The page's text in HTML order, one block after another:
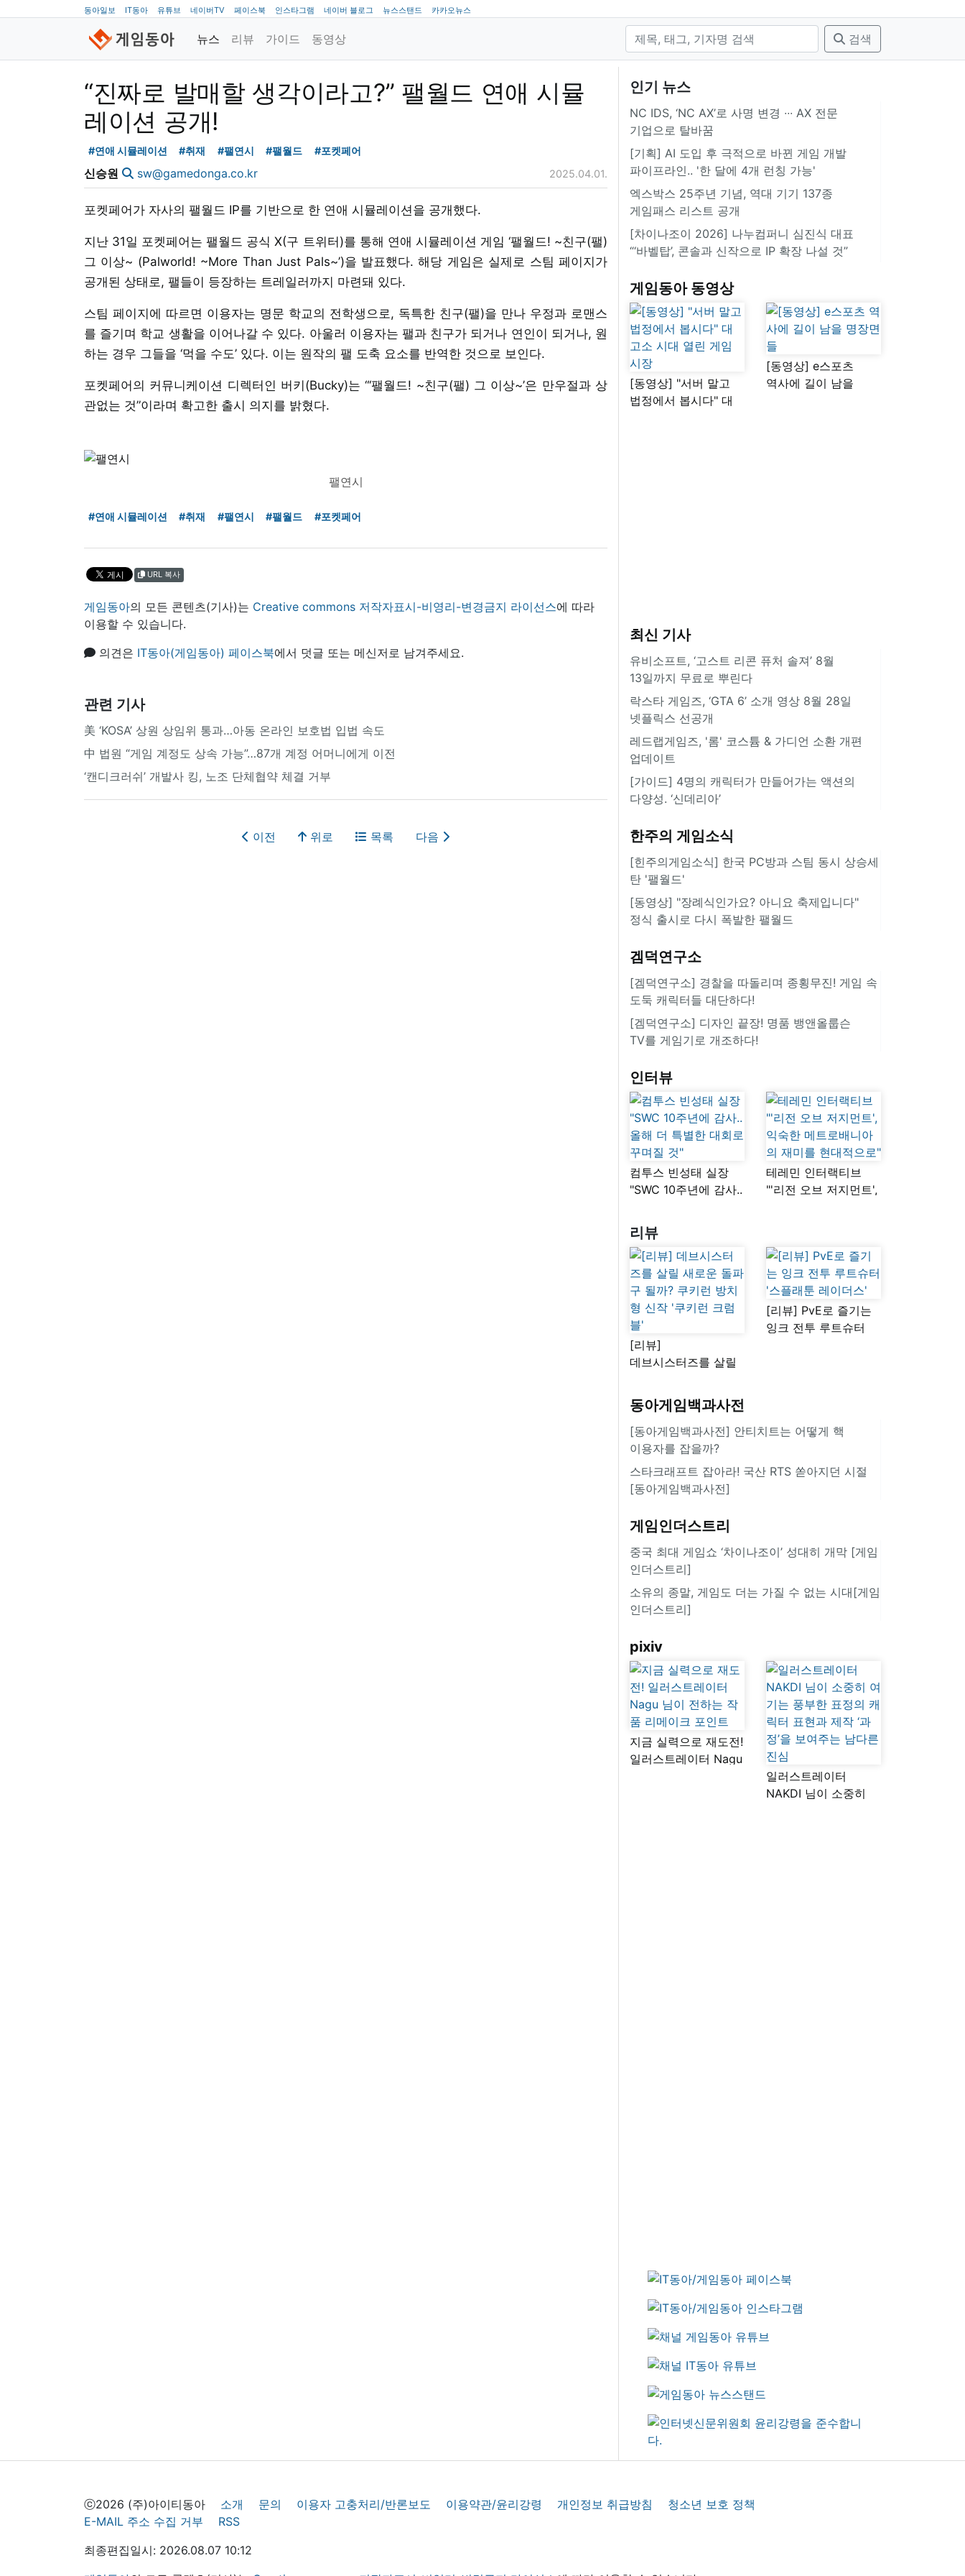
동아일보 IT동아 유튜브 네이버TV 페이스북 인스타그램 네이버 블로그 뉴스스탠드 카카오뉴스
뉴스 리뷰 가이드 동영상 검색
“진짜로 발매할 생각이라고?” 팰월드 연애 시뮬
레이션 공개!
#연애 시뮬레이션 #취재 #팰연시 #팰월드 #포켓페어
신승원 sw@gamedonga.co.kr 2025.04.01.
포켓페어가 자사의 팰월드 IP를 기반으로 한 연애 시뮬레이션을 공개했다.
지난 31일 포켓페어는 팰월드 공식 X(구 트위터)를 통해 연애 시뮬레이션 게임 ‘팰월드! ~친구(팰)
그 이상~ (Palworld! ~More Than Just Pals~’)을 발표했다. 해당 게임은 실제로 스팀 페이지가
공개된 상태로, 팰들이 등장하는 트레일러까지 마련돼 있다.
스팀 페이지에 따르면 이용자는 명문 학교의 전학생으로, 독특한 친구(팰)을 만나 우정과 로맨스
를 즐기며 학교 생활을 이어나갈 수 있다. 아울러 이용자는 팰과 친구가 되거나 연인이 되거나, 원
하는 경우 그들을 ‘먹을 수도’ 있다. 이는 원작의 팰 도축 요소를 반역한 것으로 보인다.
포켓페어의 커뮤니케이션 디렉터인 버키(Bucky)는 “‘팰월드! ~친구(팰) 그 이상~’은 만우절과 상
관없는 것”이라며 확고한 출시 의지를 밝혔다.
팰연시
#연애 시뮬레이션 #취재 #팰연시 #팰월드 #포켓페어
URL 복사
게임동아의 모든 콘텐츠(기사)는 Creative commons 저작자표시-비영리-변경금지 라이선스에 따라
이용할 수 있습니다.
의견은 IT동아(게임동아) 페이스북에서 덧글 또는 메신저로 남겨주세요.
관련 기사
美 ‘KOSA’ 상원 상임위 통과…아동 온라인 보호법 입법 속도
中 법원 “게임 계정도 상속 가능”…87개 계정 어머니에게 이전
‘캔디크러쉬’ 개발사 킹, 노조 단체협약 체결 거부
이전 위로 목록 다음
인기 뉴스
NC IDS, ‘NC AX’로 사명 변경 ∙∙∙ AX 전문
기업으로 탈바꿈
[기획] AI 도입 후 극적으로 바뀐 게임 개발
파이프라인.. '한 달에 4개 런칭 가능'
엑스박스 25주년 기념, 역대 기기 137종
게임패스 리스트 공개
[차이나조이 2026] 나누컴퍼니 심진식 대표
“‘바벨탑’, 콘솔과 신작으로 IP 확장 나설 것”
게임동아 동영상
[동영상] "서버 말고
법정에서 봅시다" 대
[동영상] e스포츠
역사에 길이 남을
최신 기사
유비소프트, ‘고스트 리콘 퓨처 솔져’ 8월
13일까지 무료로 뿌린다
락스타 게임즈, ‘GTA 6’ 소개 영상 8월 28일
넷플릭스 선공개
레드랩게임즈, '롬' 코스튬 & 가디언 소환 개편
업데이트
[가이드] 4명의 캐릭터가 만들어가는 액션의
다양성. ‘신데리아’
한주의 게임소식
[힌주의게임소식] 한국 PC방과 스팀 동시 상승세
탄 '팰월드'
[동영상] "장례식인가요? 아니요 축제입니다"
정식 출시로 다시 폭발한 팰월드
겜덕연구소
[겜덕연구소] 경찰을 따돌리며 종횡무진! 게임 속
도둑 캐릭터들 대단하다!
[겜덕연구소] 디자인 끝장! 명품 뱅앤올룹슨
TV를 게임기로 개조하다!
인터뷰
컴투스 빈성태 실장
"SWC 10주년에 감사..
꾸며질 것"
테레민 인터랙티브
"'리전 오브 저지먼트',
리뷰
[리뷰]
데브시스터즈를 살릴
쿠키런 방치형 신작
'쿠키런 크럼블'
[리뷰] PvE로 즐기는
잉크 전투 루트슈터
동아게임백과사전
[동아게임백과사전] 안티치트는 어떻게 핵
이용자를 잡을까?
스타크래프트 잡아라! 국산 RTS 쏟아지던 시절
[동아게임백과사전]
게임인더스트리
중국 최대 게임쇼 ‘차이나조이’ 성대히 개막 [게임
인더스트리]
소유의 종말, 게임도 더는 가질 수 없는 시대[게임
인더스트리]
pixiv
지금 실력으로 재도전!
일러스트레이터 Nagu
일러스트레이터
NAKDI 님이 소중히
ⓒ2026 (주)아이티동아 소개 문의 이용자 고충처리/반론보도 이용약관/윤리강령 개인정보 취급방침
청소년 보호 정책
E-MAIL 주소 수집 거부
RSS
최종편집일시: 2026.08.07 10:12